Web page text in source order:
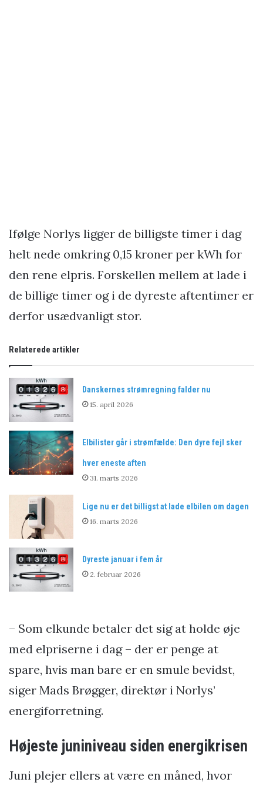
Ifølge Norlys ligger de billigste timer i dag
helt nede omkring 0,15 kroner per kWh for
den rene elpris. Forskellen mellem at lade i
de billige timer og i de dyreste aftentimer er
derfor usædvanligt stor.
Relaterede artikler
Danskernes strømregning falder nu
15. april 2026
Elbilister går i strømfælde: Den dyre fejl sker
hver eneste aften
31. marts 2026
Lige nu er det billigst at lade elbilen om dagen
16. marts 2026
Dyreste januar i fem år
2. februar 2026
– Som elkunde betaler det sig at holde øje
med elpriserne i dag – der er penge at
spare, hvis man bare er en smule bevidst,
siger Mads Brøgger, direktør i Norlys’
energiforretning.
Højeste juniniveau siden energikrisen
Juni plejer ellers at være en måned, hvor